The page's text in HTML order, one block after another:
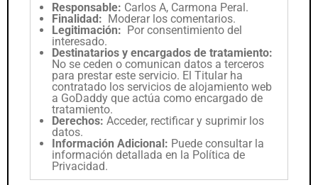
Responsable: Carlos A, Carmona Peral.
Finalidad: Moderar los comentarios.
Legitimación: Por consentimiento del
interesado.
Destinatarios y encargados de tratamiento:
No se ceden o comunican datos a terceros
para prestar este servicio. El Titular ha
contratado los servicios de alojamiento web
a GoDaddy que actúa como encargado de
tratamiento.
Derechos: Acceder, rectificar y suprimir los
datos.
Información Adicional: Puede consultar la
información detallada en la Política de
Privacidad.